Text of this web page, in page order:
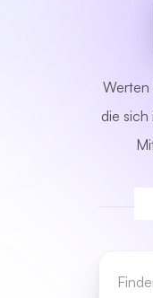
Werten
die